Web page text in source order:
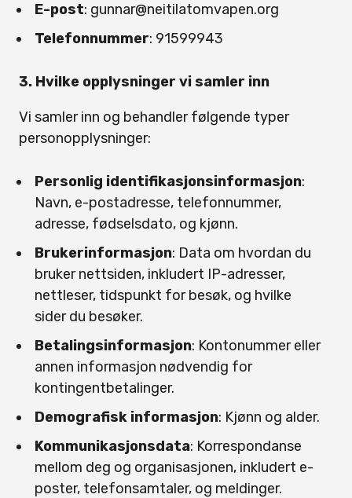
E-post: gunnar@neitilatomvapen.org
Telefonnummer: 91599943
3. Hvilke opplysninger vi samler inn
Vi samler inn og behandler følgende typer
personopplysninger:
Personlig identifikasjonsinformasjon:
Navn, e-postadresse, telefonnummer,
adresse, fødselsdato, og kjønn.
Brukerinformasjon: Data om hvordan du
bruker nettsiden, inkludert IP-adresser,
nettleser, tidspunkt for besøk, og hvilke
sider du besøker.
Betalingsinformasjon: Kontonummer eller
annen informasjon nødvendig for
kontingentbetalinger.
Demografisk informasjon: Kjønn og alder.
Kommunikasjonsdata: Korrespondanse
mellom deg og organisasjonen, inkludert e-
poster, telefonsamtaler, og meldinger.